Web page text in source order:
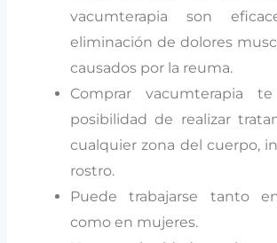
vacumterapia son
eliminación de dolores
causados por la reuma.
Comprar vacumterapia
posibilidad de realizar
cualquier zona del cuerpo,
rostro.
Puede trabajarse tanto
como en mujeres.